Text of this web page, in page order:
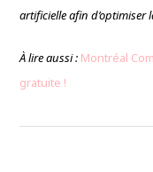
artificielle afin
À lire aussi : Montréal
gratuite !